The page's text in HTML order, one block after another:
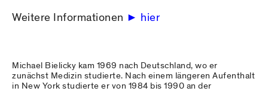
Weitere Informationen
hier
Michael Bielicky kam 1969 nach Deutschland, wo er
zunächst Medizin studierte. Nach einem längeren Aufenthalt
in New York studierte er von 1984 bis 1990 an der